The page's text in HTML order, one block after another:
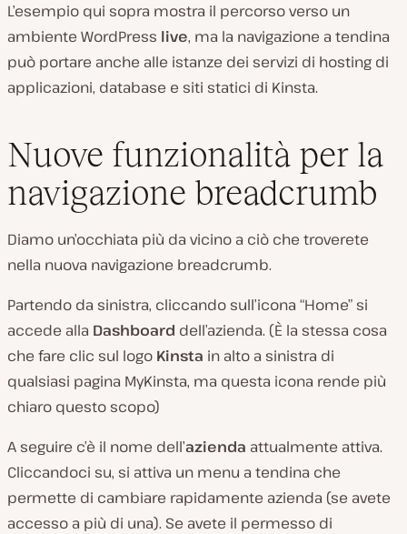
L’esempio qui sopra mostra il percorso verso un
ambiente WordPress live, ma la navigazione a tendina
può portare anche alle istanze dei servizi di hosting di
applicazioni, database e siti statici di Kinsta.
Nuove funzionalità per la
navigazione breadcrumb
Diamo un’occhiata più da vicino a ciò che troverete
nella nuova navigazione breadcrumb.
Partendo da sinistra, cliccando sull’icona “Home” si
accede alla Dashboard dell’azienda. (È la stessa cosa
che fare clic sul logo Kinsta in alto a sinistra di
qualsiasi pagina MyKinsta, ma questa icona rende più
chiaro questo scopo)
A seguire c’è il nome dell’azienda attualmente attiva.
Cliccandoci su, si attiva un menu a tendina che
permette di cambiare rapidamente azienda (se avete
accesso a più di una). Se avete il permesso di